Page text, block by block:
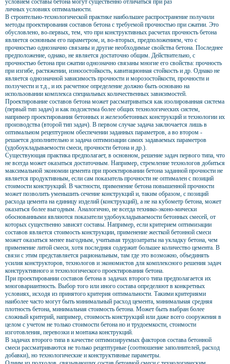
условием составы бетона могут существенно отличаться при раз
личных условиях оптимальности.
В строительно-технологической практике наибольшее распространение получили
методы проектирования составов бетона с требуемой прочностью при сжатии. Это
обусловлено, во-первых, тем, что при конструктивных расчетах прочность бетона
является основным его параметром, и, во-вторых, предположением, что с
прочностью однозначно связаны и другие необходимые свойства бетона. Последнее
предположение, однако, не является достаточно общим. Действительно, с
прочностью бетона при сжатии однозначно связаны многие его свойства: прочность
при изгибе, растяжении, износостойкость, кавитационная стойкость и др. Однако не
является однозначной зависимость прочности и морозостойкости, прочности и
ползучести и т.д., и их расчетное определение должно быть основано на
использовании комплекса специальных количественных зависимостей.
Проектирование составов бетона может рассматриваться как изолированная система
(первый тип задач) и как подсистема более общих технологических систем,
например проектирования бетонных и железобетонных конструкций и технологии их
производства (второй тип задач). В первом случае задача заключается лишь в
оптимальном рецептурном обеспечении заданных параметров, а во втором -
решается дополнительно и задача оптимизации самих задаваемых параметров
(удобоукладываемости смеси, прочности бетона и др.).
Существующая практика предполагает, в основном, решение задач первого типа, что
не всегда может оказаться достаточным. Например, стремление технологов добиться
максимальной экономии цемента при проектировании бетона заданной прочности не
является продуктивным, если сам показатель прочности не оптимален с позиций
стоимости конструкций. В частности, применение бетона повышенной прочности
может позволить уменьшить сечение конструкций и, таким образом, с позиций
расхода цемента на единицу изделий (конструкций), а не на кубометр бетона, может
оказаться более выгодным. Аналогично, не всегда технико-эконо-мически
обоснованными являются показатели удобоукладываемости бетонных смесей, от
которых существенно зависят составы. Например, если критерием оптимизации
составов является стоимость конструкции, применение жесткой бетонной смеси
может оказаться менее выгодным, учитывая трудозатраты на укладку бетона, чем
применение литой смеси, хотя последняя содержит большее количество цемента. В
связи с этим представляется рациональным, там где это возможно, объединять
усилия конструкторов, технологов и экономистов для комплексного решения задач
конструктивного и технологического проектирования бетона.
При проектировании составов бетона в задачах второго типа предполагается их
многовариантность. Выбор того или иного состава определяют в конкретных
условиях, исходя из принятого критерия оптимальности. Такими критериями
наиболее часто могут быть минимальный расход цемента, минимальная средняя
плотность бетона, минимальная стоимость бетона. Может быть выбран более
сложный критерий, например, стоимость конструкций или даже всего сооружения в
целом с учетом не только стоимости бетона но и трудоемкости, стоимости
изготовления, перевозки и монтажа конструкций.
В задачах второго типа в качестве оптимизируемых факторов состава бетонной
смеси рассматриваются не только рецептурные (соотношение заполнителей, расход
добавки), но технологические и конструктивные параметры.